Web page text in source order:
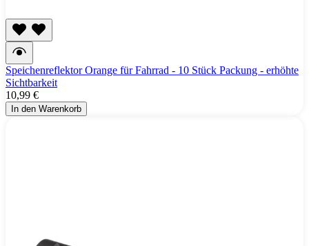
Speichenreflektor Orange für Fahrrad - 10 Stück Packung - erhöhte
Sichtbarkeit
10,99 €
In den Warenkorb